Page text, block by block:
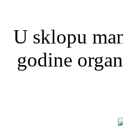
U sklopu
godine